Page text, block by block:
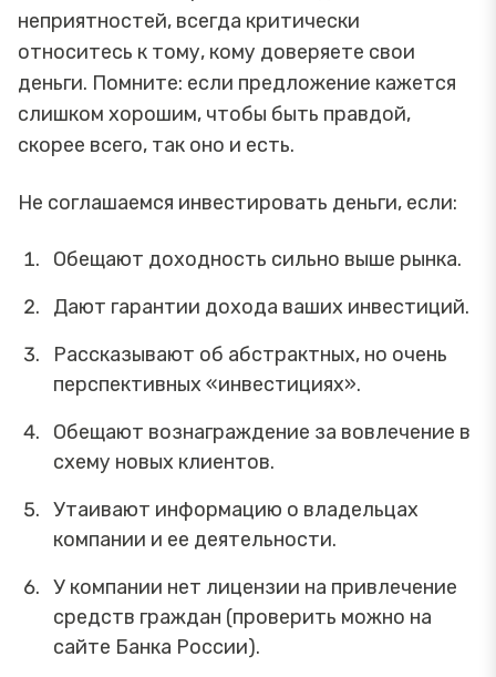
неприятностей, всегда критически
относитесь к тому, кому доверяете свои
деньги. Помните: если предложение кажется
слишком хорошим, чтобы быть правдой,
скорее всего, так оно и есть.
Не соглашаемся инвестировать деньги, если:
Обещают доходность сильно выше рынка.
Дают гарантии дохода ваших инвестиций.
Рассказывают об абстрактных, но очень
перспективных «инвестициях».
Обещают вознаграждение за вовлечение в
схему новых клиентов.
Утаивают информацию о владельцах
компании и ее деятельности.
У компании нет лицензии на привлечение
средств граждан (проверить можно на
сайте Банка России).